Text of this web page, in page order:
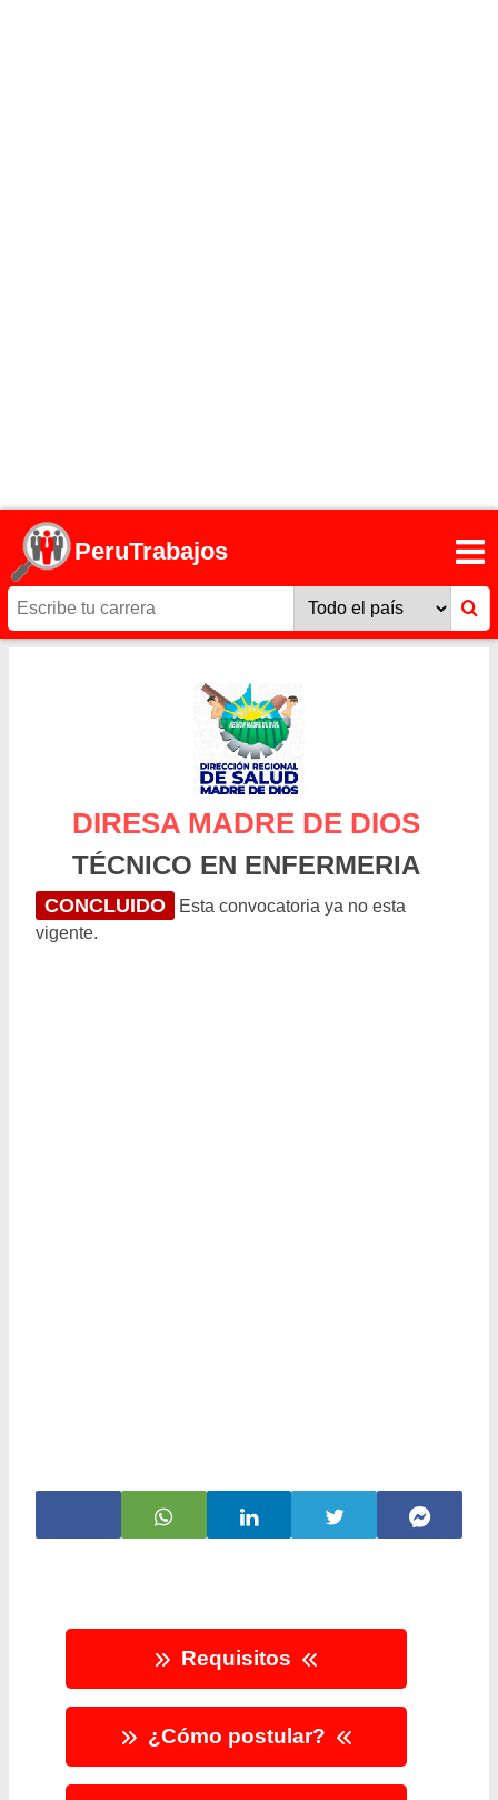
PeruTrabajos
DIRESA MADRE DE DIOS
TÉCNICO EN ENFERMERIA
CONCLUIDO
Esta convocatoria ya no esta
vigente.
Requisitos
¿Cómo postular?